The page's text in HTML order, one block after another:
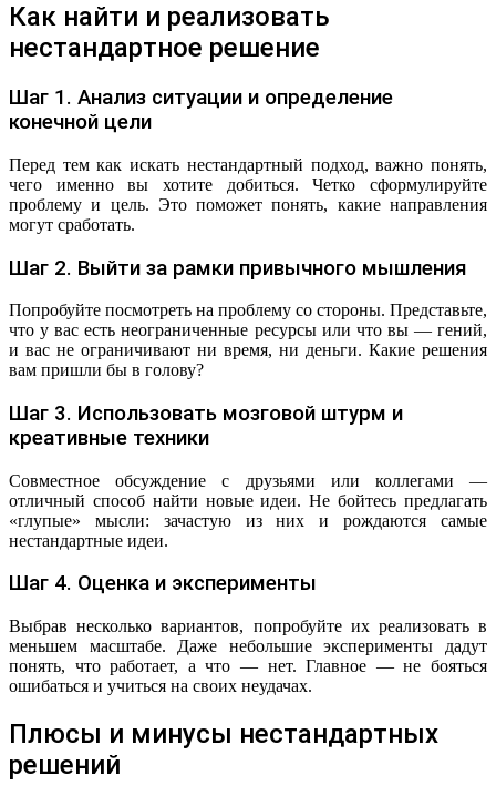
Как найти и реализовать
нестандартное решение
Шаг 1. Анализ ситуации и определение
конечной цели
Перед тем как искать нестандартный подход, важно понять,
чего именно вы хотите добиться. Четко сформулируйте
проблему и цель. Это поможет понять, какие направления
могут сработать.
Шаг 2. Выйти за рамки привычного мышления
Попробуйте посмотреть на проблему со стороны. Представьте,
что у вас есть неограниченные ресурсы или что вы — гений,
и вас не ограничивают ни время, ни деньги. Какие решения
вам пришли бы в голову?
Шаг 3. Использовать мозговой штурм и
креативные техники
Совместное обсуждение с друзьями или коллегами —
отличный способ найти новые идеи. Не бойтесь предлагать
«глупые» мысли: зачастую из них и рождаются самые
нестандартные идеи.
Шаг 4. Оценка и эксперименты
Выбрав несколько вариантов, попробуйте их реализовать в
меньшем масштабе. Даже небольшие эксперименты дадут
понять, что работает, а что — нет. Главное — не бояться
ошибаться и учиться на своих неудачах.
Плюсы и минусы нестандартных
решений